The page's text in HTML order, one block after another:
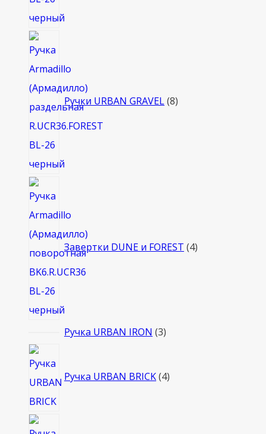
Ручки URBAN GRAVEL 8
Завертки DUNE и FOREST 4
Ручка URBAN IRON 33
Ручка URBAN BRICK 4товара